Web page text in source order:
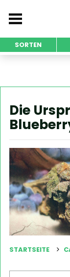
SORTEN
Die
STARTSEITE